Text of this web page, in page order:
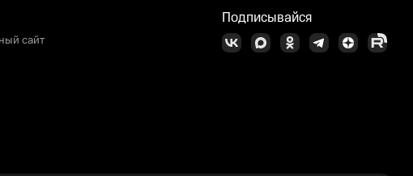
сайт
Подписывайся